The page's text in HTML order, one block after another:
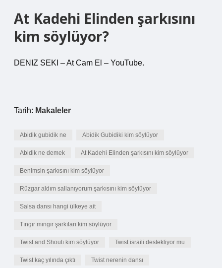
At Kadehi Elinden şarkısını
kim söylüyor?
DENIZ SEKI – At Cam El – YouTube.
Tarih: Makaleler
Abidik gubidik ne Abidik Gubidiki kim söylüyor
Abidik ne demek At Kadehi Elinden şarkısını kim söylüyor
Benimsin şarkısını kim söylüyor
Rüzgar aldım sallanıyorum şarkısını kim söylüyor
Salsa dansı hangi ülkeye ait
Tıngır mıngır şarkıları kim söylüyor
Twist and Shoutı kim söylüyor Twist israili destekliyor mu
Twist kaç yılında çıktı Twist nerenin dansı